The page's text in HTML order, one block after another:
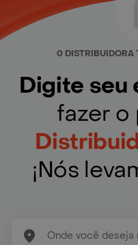
0 DISTRIBUIDORA
Digite seu
fazer o
¡Nós